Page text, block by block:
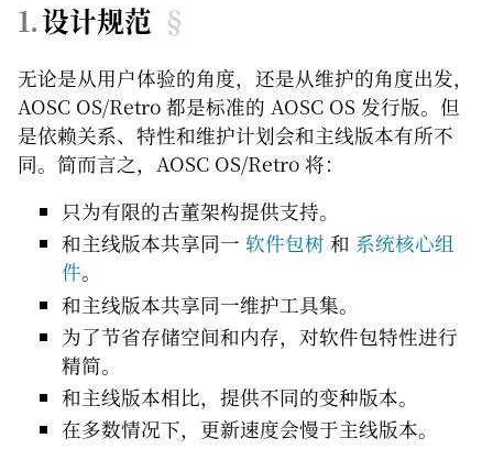
设计规范 §
无论是从用户体验的角度，还是从维护的角度出发，
AOSC OS/Retro 都是标准的 AOSC OS 发行版。但
是依赖关系、特性和维护计划会和主线版本有所不
同。简而言之，AOSC OS/Retro 将：
只为有限的古董架构提供支持。
和主线版本共享同一 软件包树 和 系统核心组
件。
和主线版本共享同一维护工具集。
为了节省存储空间和内存，对软件包特性进行
精简。
和主线版本相比，提供不同的变种版本。
在多数情况下，更新速度会慢于主线版本。